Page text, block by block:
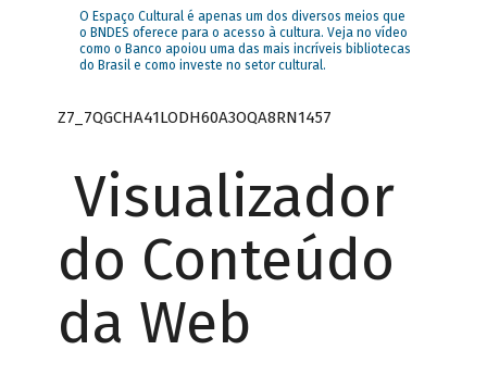
O Espaço Cultural é apenas um dos diversos meios que
o BNDES oferece para o acesso à cultura. Veja no vídeo
como o Banco apoiou uma das mais incríveis bibliotecas
do Brasil e como investe no setor cultural.
Z7_7QGCHA41LODH60A3OQA8RN1457
Visualizador
do Conteúdo
da Web